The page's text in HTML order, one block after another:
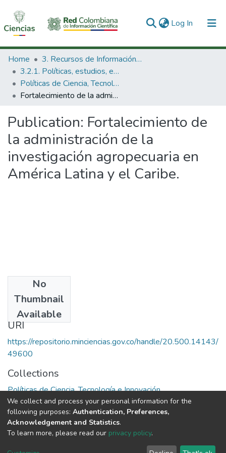
Log In (current)
Communities & Collections
All of DSpace
Statistics
Home
3. Recursos de Información Científica y Tecnológica
3.2.1. Políticas, estudios, evaluaciones e indicadores de CTeI
Políticas de Ciencia, Tecnología e Innovación
Fortalecimiento de la administración de la investigación agropecuaria en América Latina y el Caribe.
Publication: Fortalecimiento de
la administración de la
investigación agropecuaria en
América Latina y el Caribe.
No
Thumbnail
Available
1992
URI
https://repositorio.minciencias.gov.co/handle/20.500.14143/
49600
Collections
Políticas de Ciencia, Tecnología e Innovación
Full item page
DSpace software copyright © 2002-2026
Cookie End User Send
We collect and process your personal information for the
following purposes: Authentication, Preferences,
Acknowledgement and Statistics.
To learn more, please read our privacy policy.